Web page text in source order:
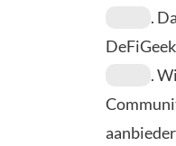
.
.